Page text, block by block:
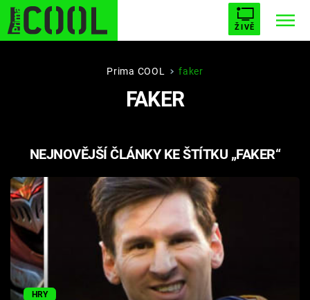
ŽIVĚ
BUFFY, PŘEMOŽITELKA UPÍRŮ
AVENGERS 5
Témata
Filmy
Seriály
Hry
Prima COOL faker
FAKER
NEJNOVĚJŠÍ ČLÁNKY KE ŠTÍTKU „FAKER“
HRY